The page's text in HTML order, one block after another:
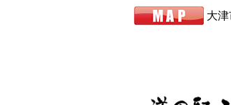
大